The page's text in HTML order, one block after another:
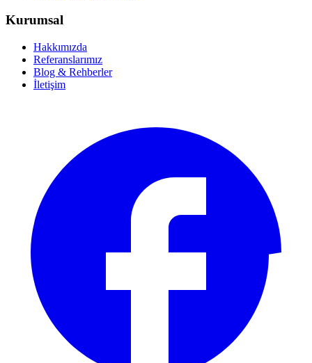
Kurumsal
Hakkımızda
Referanslarımız
Blog & Rehberler
İletişim